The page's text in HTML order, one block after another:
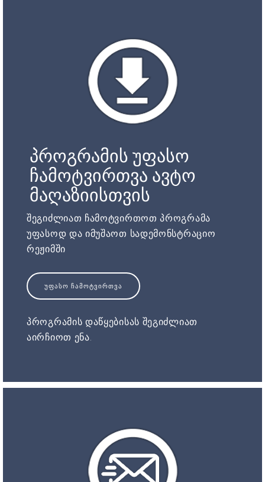
პროგრამის უფასო
ჩამოტვირთვა ავტო
მაღაზიისთვის
შეგიძლიათ ჩამოტვირთოთ პროგრამა
უფასოდ და იმუშაოთ სადემონსტრაციო
რეჟიმში
ᲣᲤᲐᲡᲝ ᲩᲐᲛᲝᲢᲕᲘᲠᲗᲕᲐ
პროგრამის დაწყებისას შეგიძლიათ
აირჩიოთ ენა.